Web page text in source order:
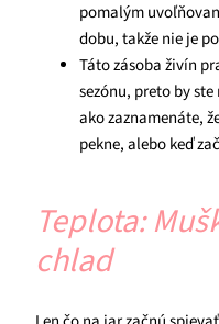
pomalým
dobu, takže nie je
Táto zásoba živín
sezónu, preto by
ako zaznamenáte,
pekne, alebo keď
Teplota:
chlad